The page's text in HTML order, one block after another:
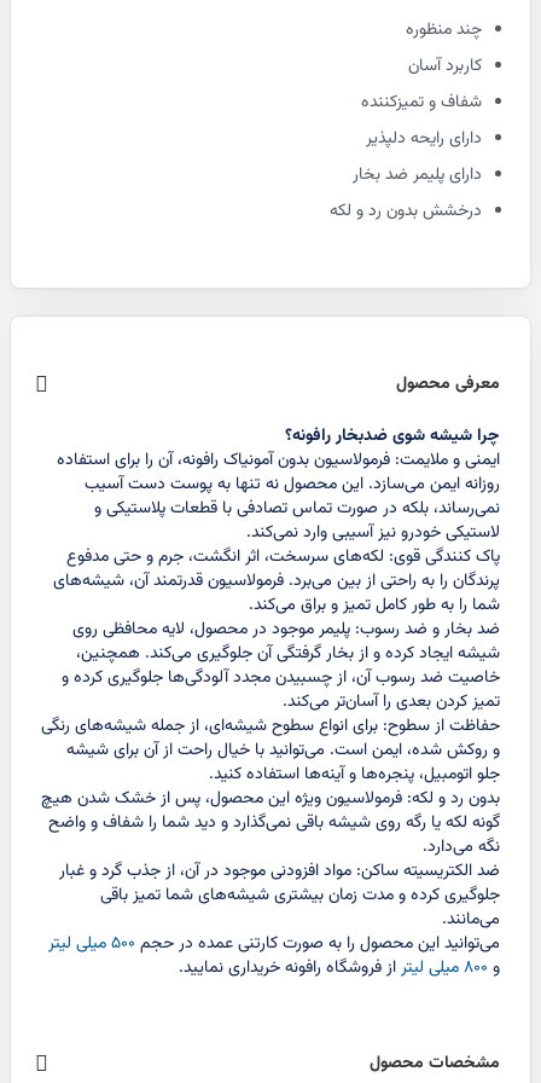
چند منظوره
کاربرد آسان
شفاف و تمیزکننده
دارای رایحه دلپذیر
دارای پلیمر ضد بخار
درخشش بدون رد و لکه
معرفی محصول
چرا شیشه شوی ضدبخار رافونه؟
ایمنی و ملایمت: فرمولاسیون بدون آمونیاک رافونه، آن را برای استفاده
روزانه ایمن می‌سازد. این محصول نه تنها به پوست دست آسیب
نمی‌رساند، بلکه در صورت تماس تصادفی با قطعات پلاستیکی و
لاستیکی خودرو نیز آسیبی وارد نمی‌کند.
پاک کنندگی قوی: لکه‌های سرسخت، اثر انگشت، جرم و حتی مدفوع
پرندگان را به راحتی از بین می‌برد. فرمولاسیون قدرتمند آن، شیشه‌های
شما را به طور کامل تمیز و براق می‌کند.
ضد بخار و ضد رسوب: پلیمر موجود در محصول، لایه محافظی روی
شیشه ایجاد کرده و از بخار گرفتگی آن جلوگیری می‌کند. همچنین،
خاصیت ضد رسوب آن، از چسبیدن مجدد آلودگی‌ها جلوگیری کرده و
تمیز کردن بعدی را آسان‌تر می‌کند.
حفاظت از سطوح: برای انواع سطوح شیشه‌ای، از جمله شیشه‌های رنگی
و روکش شده، ایمن است. می‌توانید با خیال راحت از آن برای شیشه
جلو اتومبیل، پنجره‌ها و آینه‌ها استفاده کنید.
بدون رد و لکه: فرمولاسیون ویژه این محصول، پس از خشک شدن هیچ
گونه لکه یا رگه روی شیشه باقی نمی‌گذارد و دید شما را شفاف و واضح
نگه می‌دارد.
ضد الکتریسیته ساکن: مواد افزودنی موجود در آن، از جذب گرد و غبار
جلوگیری کرده و مدت زمان بیشتری شیشه‌های شما تمیز باقی
می‌مانند.
می‌توانید این محصول را به صورت کارتنی عمده در حجم
و
از فروشگاه رافونه خریداری نمایید.
مشخصات محصول